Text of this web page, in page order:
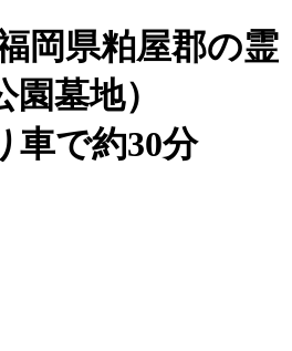
岡県粕屋郡の霊
墓地）
車で約30分